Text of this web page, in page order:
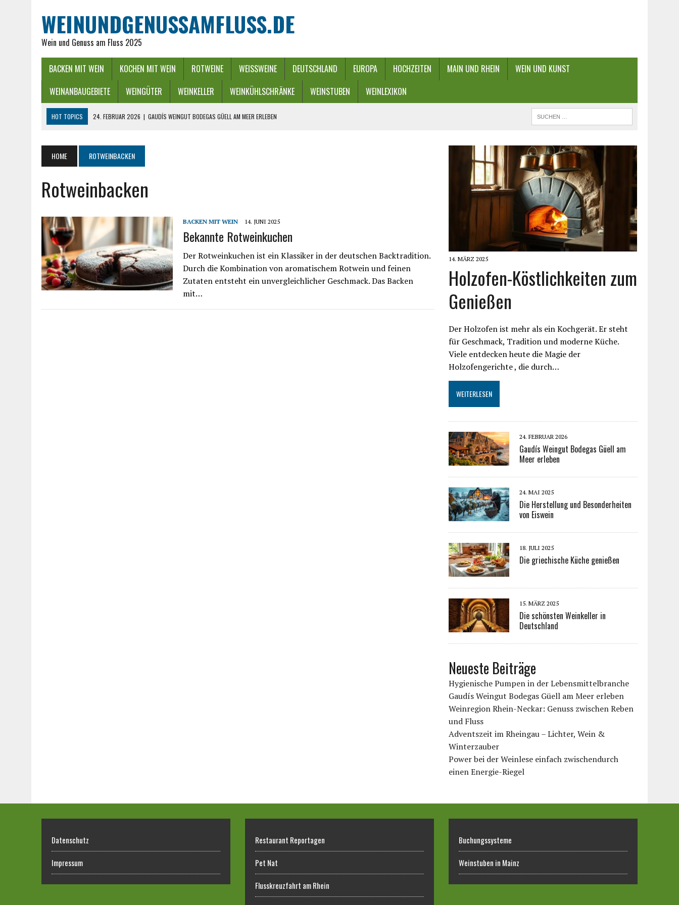
WEINUNDGENUSSAMFLUSS.DE
Wein und Genuss am Fluss 2025
BACKEN MIT WEIN KOCHEN MIT WEIN ROTWEINE WEISSWEINE DEUTSCHLAND EUROPA HOCHZEITEN MAIN UND RHEIN
WEIN UND KUNST
WEINANBAUGEBIETE
WEINGÜTER WEINKELLER WEINKÜHLSCHRÄNKE WEINSTUBEN WEINLEXIKON
HOT TOPICS 24. FEBRUAR 2026 | GAUDÍS WEINGUT BODEGAS GÜELL AM MEER ERLEBEN
25. SEPTEMBER 2025 | POWER BEI DER WEINLESE EINFACH ZWISCHENDURCH EINEN ENERGIE-RIEGEL
26. APRIL 2026
HYGIENISCHE PUMPEN IN DER LEBENSMITTELBRANCHE
HOME ROTWEINBACKEN
Rotweinbacken
BACKEN MIT WEIN 14. JUNI 2025
Bekannte Rotweinkuchen
Der Rotweinkuchen ist ein Klassiker in der deutschen Backtradition.
Durch die Kombination von aromatischem Rotwein und feinen
Zutaten entsteht ein unvergleichlicher Geschmack. Das Backen
mit…
14. MÄRZ 2025
Holzofen-Köstlichkeiten zum
Genießen
Der Holzofen ist mehr als ein Kochgerät. Er steht
für Geschmack, Tradition und moderne Küche.
Viele entdecken heute die Magie der
Holzofengerichte , die durch…
WEITERLESEN
24. FEBRUAR 2026
Gaudís Weingut Bodegas Güell am
Meer erleben
24. MAI 2025
Die Herstellung und Besonderheiten
von Eiswein
18. JULI 2025
Die griechische Küche genießen
15. MÄRZ 2025
Die schönsten Weinkeller in
Deutschland
Neueste Beiträge
Hygienische Pumpen in der Lebensmittelbranche
Gaudís Weingut Bodegas Güell am Meer erleben
Weinregion Rhein-Neckar: Genuss zwischen Reben
und Fluss
Adventszeit im Rheingau – Lichter, Wein &
Winterzauber
Power bei der Weinlese einfach zwischendurch
einen Energie-Riegel
Datenschutz
Impressum
Restaurant Reportagen
Pet Nat
Flusskreuzfahrt am Rhein
Buchungssysteme
Weinstuben in Mainz